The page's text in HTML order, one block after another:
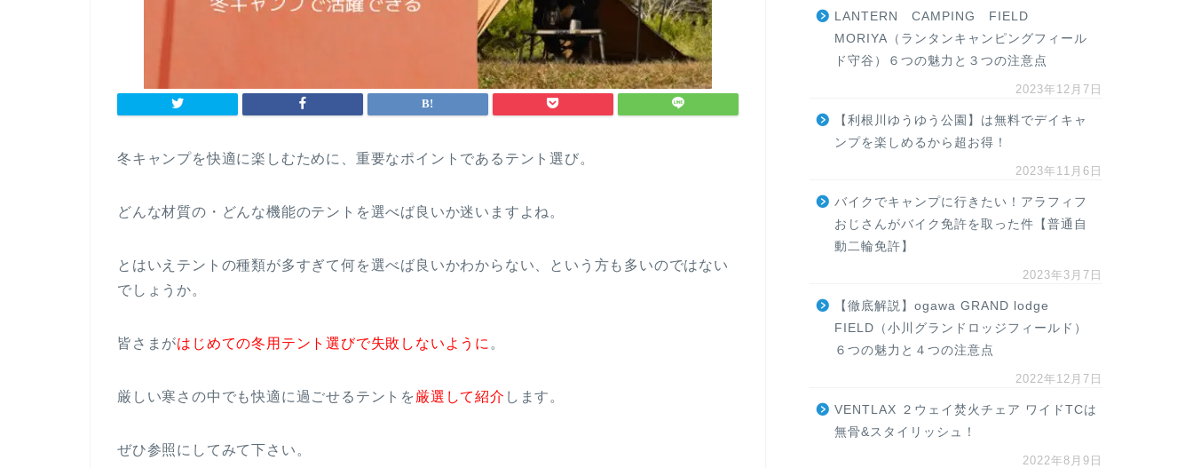
冬キャンプを快適に楽しむために、重要なポイントであるテント選び。
どんな材質の・どんな機能のテントを選べば良いか迷いますよね。
とはいえテントの種類が多すぎて何を選べば良いかわからない、という方も多いのではない
でしょうか。
皆さまがはじめての冬用テント選びで失敗しないように 。
厳しい寒さの中でも快適に過ごせるテントを 厳選して紹介 します。
ぜひ参照にしてみて下さい。
LANTERN CAMPING FIELD
MORIYA（ランタンキャンピングフィール
ド守谷）６つの魅力と３つの注意点
2023年12月7日
【利根川ゆうゆう公園】は無料でデイキャ
ンプを楽しめるから超お得！
2023年11月6日
バイクでキャンプに行きたい！アラフィフ
おじさんがバイク免許を取った件【普通自
動二輪免許】
2023年3月7日
【徹底解説】ogawa GRAND lodge
FIELD（小川グランドロッジフィールド）
６つの魅力と４つの注意点
2022年12月7日
VENTLAX ２ウェイ焚火チェア ワイドTCは
無骨&スタイリッシュ！
2022年8月9日